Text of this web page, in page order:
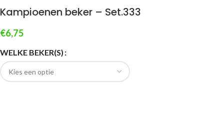
Kampioenen beker – Set.333
€6,75
WELKE BEKER(S)